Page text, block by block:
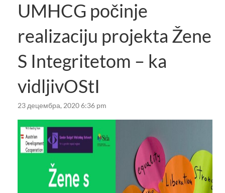
UMHCG počinje
realizaciju projekta Žene
S Integritetom – ka
vidljivOStI
23 децембра, 2020 6:36 pm